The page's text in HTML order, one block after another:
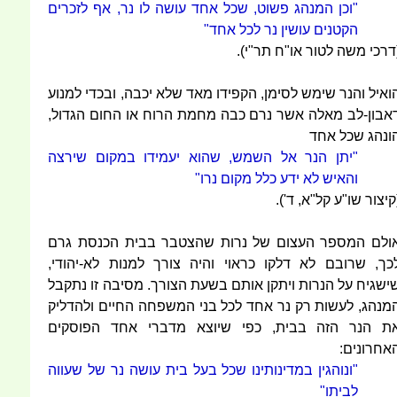
"וכן המנהג פשוט, שכל אחד עושה לו נר, אף לזכרים
הקטנים עושין נר לכל אחד"
משה לטור או"ח תר"י).
והנר שימש לסימן, הקפידו מאד שלא יכבה, ובכדי למנוע
לב מאלה אשר נרם כבה מחמת הרוח או החום הגדול,
שכל אחד
"יתן הנר אל השמש, שהוא יעמידו במקום שירצה
והאיש לא ידע כלל מקום נרו"
שו"ע קל"א, ד').
המספר העצום של נרות שהצטבר בבית הכנסת גרם
שרובם לא דלקו כראוי והיה צורך למנות לא-יהודי,
על הנרות ויתקן אותם בשעת הצורך. מסיבה זו נתקבל
לעשות רק נר אחד לכל בני המשפחה החיים ולהדליק
הנר הזה בבית, כפי שיוצא מדברי אחד הפוסקים
"ונוהגין במדינותינו שכל בעל בית עושה נר של שעווה
לביתו"